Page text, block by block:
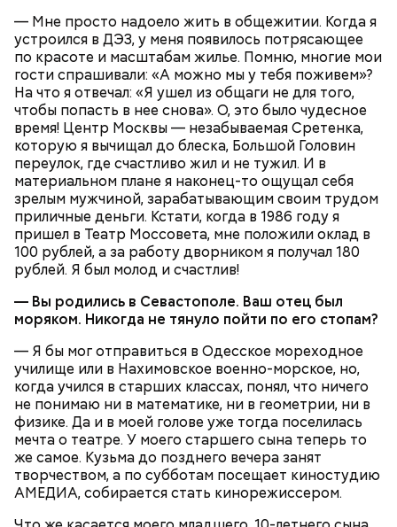
— Мне просто надоело жить в общежитии. Когда я
устроился в ДЭЗ, у меня появилось потрясающее
по красоте и масштабам жилье. Помню, многие мои
гости спрашивали: «А можно мы у тебя поживем»?
На что я отвечал: «Я ушел из общаги не для того,
чтобы попасть в нее снова». О, это было чудесное
время! Центр Москвы — незабываемая Сретенка,
которую я вычищал до блеска, Большой Головин
переулок, где счастливо жил и не тужил. И в
материальном плане я наконец-то ощущал себя
зрелым мужчиной, зарабатывающим своим трудом
приличные деньги. Кстати, когда в 1986 году я
пришел в Театр Моссовета, мне положили оклад в
100 рублей, а за работу дворником я получал 180
рублей. Я был молод и счастлив!
— Вы родились в Севастополе. Ваш отец был
моряком. Никогда не тянуло пойти по его стопам?
— Я бы мог отправиться в Одесское мореходное
училище или в Нахимовское военно-морское, но,
когда учился в старших классах, понял, что ничего
не понимаю ни в математике, ни в геометрии, ни в
физике. Да и в моей голове уже тогда поселилась
мечта о театре. У моего старшего сына теперь то
же самое. Кузьма до позднего вечера занят
творчеством, а по субботам посещает киностудию
АМЕДИА, собирается стать кинорежиссером.
может быть полезна. В первую очередь ее стоит
есть с осторожностью людям:
Вовсю идет и сезон черешни. «Вечерняя Москва»
узнала у врача — эндокринолога-диетолога
Натальи Лазуренко,как правильно есть эту ягоду с
пользой для здоровья.